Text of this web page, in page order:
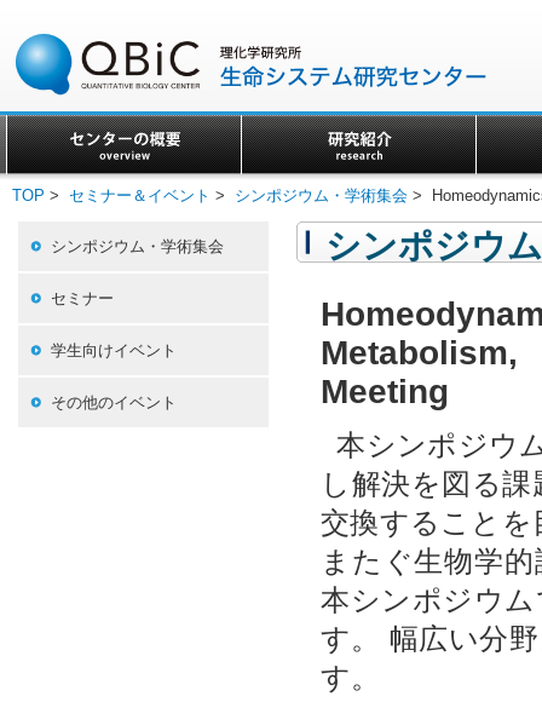
TOP > セミナー＆イベント > シンポジウム・学術集会 >
シンポジウム・学術集会
セミナー
学生向けイベント
その他のイベント
シンポジウ
Meeting
本シンポジウ
し解決を図る
交換すること
またぐ生物学
本シンポジウ
す。 幅広い分
す。